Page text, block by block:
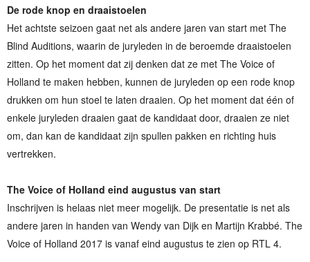
De rode knop en draaistoelen
Het achtste seizoen gaat net als andere jaren van start met The
Blind Auditions, waarin de juryleden in de beroemde draaistoelen
zitten. Op het moment dat zij denken dat ze met The Voice of
Holland te maken hebben, kunnen de juryleden op een rode knop
drukken om hun stoel te laten draaien. Op het moment dat één of
enkele juryleden draaien gaat de kandidaat door, draaien ze niet
om, dan kan de kandidaat zijn spullen pakken en richting huis
vertrekken.
The Voice of Holland eind augustus van start
Inschrijven is helaas niet meer mogelijk. De presentatie is net als
andere jaren in handen van Wendy van Dijk en Martijn Krabbé. The
Voice of Holland 2017 is vanaf eind augustus te zien op RTL 4.